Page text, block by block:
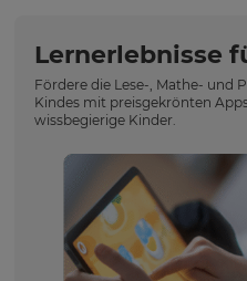
Lernerlebnisse
Fördere die Lese-, Mathe- und
Kindes mit preisgekrönten
wissbegierige Kinder.